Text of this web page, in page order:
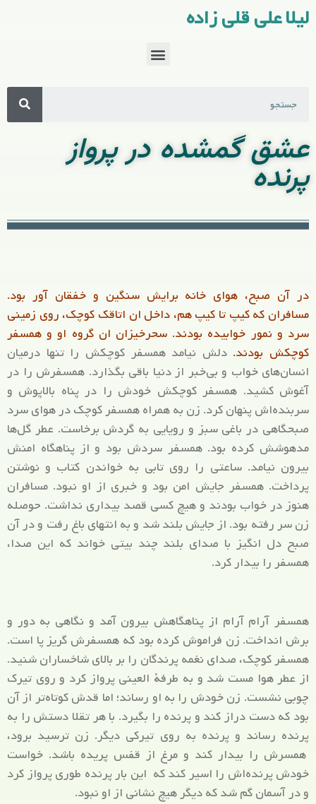
لیلا علی قلی زاده
عشق گمشده در پرواز
پرنده
در آن صبح، هوای خانه برایش سنگین و خفقان آور بود.
مسافران که کیپ تا کیپ هم، داخل ان اتاقک کوچک، روی زمینی
سرد و نمور خوابیده بودند. سحرخیزان ان گروه او و همسفر
کوچکش بودند. دلش نیامد همسفر کوچکش را تنها درمیان
انسان‌های خواب و بی‌خبر از دنیا باقی بگذارد. همسفرش را در
آغوش کشید. همسفر کوچکش خودش را در پناه بالاپوش و
سربنده‌اش پنهان کرد. زن به همراه همسفر کوچک در هوای سرد
صبحگاهی در باغی سبز و رویایی به گردش برخاست. عطر گل‌ها
مدهوشش کرده بود. همسفر سردش بود و از پناهگاه امنش
بیرون نیامد. ساعتی را روی تابی به خواندن کتاب و نوشتن
پرداخت. همسفر جایش امن بود و خبری از او نبود. مسافران
هنوز در خواب بودند و هیچ کسی قصد بیداری نداشت. حوصله
زن سر رفته بود. از جایش بلند شد و به انتهای باغ رفت و در آن
صبح دل انگیز با صدای بلند چند بیتی خواند که این صدا،
همسفر را بیدار کرد.
همسفر آرام آرام از پناهگاهش بیرون آمد و نگاهی به دور و
برش انداخت. زن فراموش کرده بود که همسفرش گریز پا است.
همسفر کوچک، صدای نغمه پرندگان را بر بالای شاخساران شنید.
از عطر هوا مست شد و به طرفۀ العینی پرواز کرد و روی تیرک
چوبی نشست. زن خودش را به او رساند؛ اما قدش کوتاه‌تر از آن
بود که دست دراز کند و پرنده را بگیرد. با هر تقلا دستش را به
پرنده رساند و پرنده به روی تیرکی دیگر. زن ترسید برود،
همسرش را بیدار کند و مرغ از قفس پریده باشد. خواست
خودش پرنده‌اش را اسیر کند که این بار پرنده طوری پرواز کرد
و در آسمان گم شد که دیگر هیچ نشانی از او نبود.